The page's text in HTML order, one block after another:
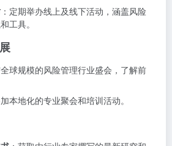
：定期举办线上及线下活动，涵盖风险
工具。
全球规模的风险管理行业盛会，了解前
加本地化的专业聚会和培训活动。